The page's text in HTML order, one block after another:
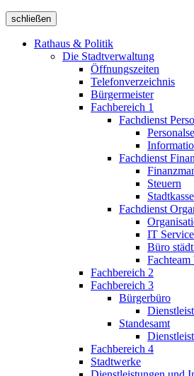
schließen
Rathaus & Politik
Die Stadtverwaltung
Öffnungszeiten
Telefonverzeichnis
Bürgermeister
Fachbereich 1
Fachdienst
Fachdienst
Steuern
Stadtkasse
Fachdienst
IT Service
Büro
Fachteam
Fachbereich 2
Fachbereich 3
Bürgerbüro
Standesamt
Fachbereich 4
Stadtwerke